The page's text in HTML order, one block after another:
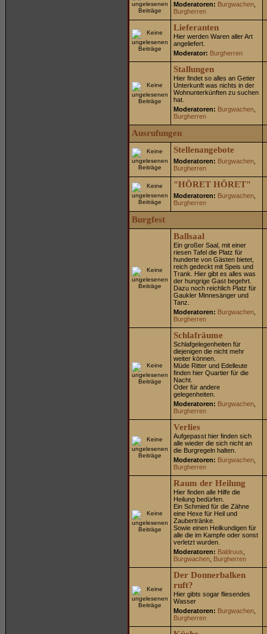
Moderatoren: Burgwachen,
Burgherren
Lieferanten
Hier werden Waren aller Art
angeliefert.
Moderator: Burgherren
Stallungen
Hier findet so alles an Getier
Unterkunft was nichts in der
Wohnunterkünften zu suchen
hat.
Moderatoren: Burgwachen,
Burgherren
Ausrufungen
Stellenangebote
Moderatoren: Burgwachen,
Burgherren
"HÖRET HÖRET"
Moderatoren: Burgwachen,
Burgherren
Burgfest
Ballsaal
Ein großer Saal, mit einer
riesen Tafel die Platz für
hunderte von Gästen bietet,
reich gedeckt mit Speis und
Trank. Hier gibt es alles was
der hungrige Gast begehrt.
Dazu noch reichlich Platz für
Gaukler Minnesänger und
Tanz.
Moderatoren: Burgwachen,
Burgherren
Schlafräume
Schlafgelegenheiten für
diejenigen die nicht mehr
weiter können.
Müde Ritter und Edelleute
finden hier Quartier für die
Nacht.
Oder für andere
gelegenheiten.
Moderatoren: Burgwachen,
Burgherren
Verlies
Aufgepasst hier finden sich
alle wieder die sich nicht an
die Burgregeln halten.
Moderatoren: Burgwachen,
Burgherren
Raum der Heilung
Hier finden alle Hilfe die
Heilung bedürfen.
Ein Schmied für die Zähne
eine Hexe für Heil und
Zaubertränke.
Sowie einen Heilkundigen für
alle die im Kampfe oder sonst
verletzt wurden.
Moderatoren: Baldruus
Burgwachen, Burgherren
Der Donnerbalken
ruft?
Hier gibts sogar fliesendes
Wasser
Moderatoren: Burgwachen,
Burgherren